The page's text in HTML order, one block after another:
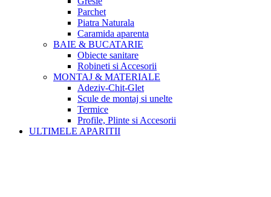
Parchet
Piatra Naturala
Caramida aparenta
BAIE & BUCATARIE
Obiecte sanitare
Robineti si Accesorii
MONTAJ & MATERIALE
Adeziv-Chit-Glet
Scule de montaj si unelte
Termice
Profile, Plinte si Accesorii
ULTIMELE APARITII